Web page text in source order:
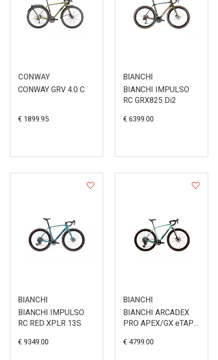
CONWAY
CONWAY GRV 4.0 C
€ 1899.95
BIANCHI
BIANCHI IMPULSO
RC GRX825 Di2
€ 6399.00
BIANCHI
BIANCHI IMPULSO
RC RED XPLR 13S
€ 9349.00
BIANCHI
BIANCHI ARCADEX
PRO APEX/GX eTAP
€ 4799.00